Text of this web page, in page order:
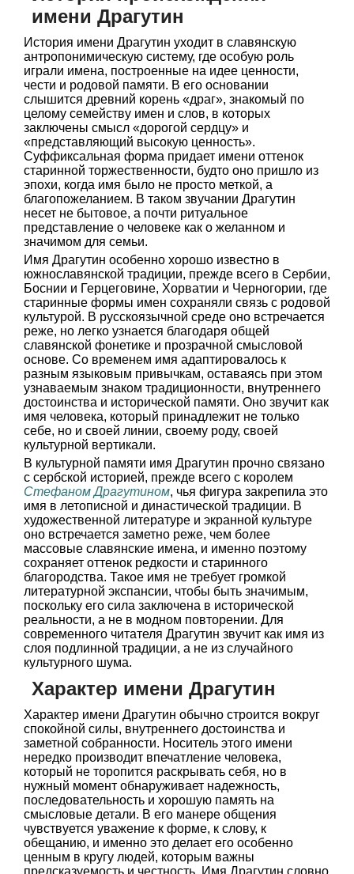
имени Драгутин
История имени Драгутин уходит в славянскую
антропонимическую систему, где особую роль
играли имена, построенные на идее ценности,
чести и родовой памяти. В его основании
слышится древний корень «драг», знакомый по
целому семейству имен и слов, в которых
заключены смысл «дорогой сердцу» и
«представляющий высокую ценность».
Суффиксальная форма придает имени оттенок
старинной торжественности, будто оно пришло из
эпохи, когда имя было не просто меткой, а
благопожеланием. В таком звучании Драгутин
несет не бытовое, а почти ритуальное
представление о человеке как о желанном и
значимом для семьи.
Имя Драгутин особенно хорошо известно в
южнославянской традиции, прежде всего в Сербии,
Боснии и Герцеговине, Хорватии и Черногории, где
старинные формы имен сохраняли связь с родовой
культурой. В русскоязычной среде оно встречается
реже, но легко узнается благодаря общей
славянской фонетике и прозрачной смысловой
основе. Со временем имя адаптировалось к
разным языковым привычкам, оставаясь при этом
узнаваемым знаком традиционности, внутреннего
достоинства и исторической памяти. Оно звучит как
имя человека, который принадлежит не только
себе, но и своей линии, своему роду, своей
культурной вертикали.
В культурной памяти имя Драгутин прочно связано
с сербской историей, прежде всего с королем
Стефаном Драгутином, чья фигура закрепила это
имя в летописной и династической традиции. В
художественной литературе и экранной культуре
оно встречается заметно реже, чем более
массовые славянские имена, и именно поэтому
сохраняет оттенок редкости и старинного
благородства. Такое имя не требует громкой
литературной экспансии, чтобы быть значимым,
поскольку его сила заключена в исторической
реальности, а не в модном повторении. Для
современного читателя Драгутин звучит как имя из
слоя подлинной традиции, а не из случайного
культурного шума.
Характер имени Драгутин
Характер имени Драгутин обычно строится вокруг
спокойной силы, внутреннего достоинства и
заметной собранности. Носитель этого имени
нередко производит впечатление человека,
который не торопится раскрывать себя, но в
нужный момент обнаруживает надежность,
последовательность и хорошую память на
смысловые детали. В его манере общения
чувствуется уважение к форме, к слову, к
обещанию, и именно это делает его особенно
ценным в кругу людей, которым важны
предсказуемость и честность. Имя Драгутин словно